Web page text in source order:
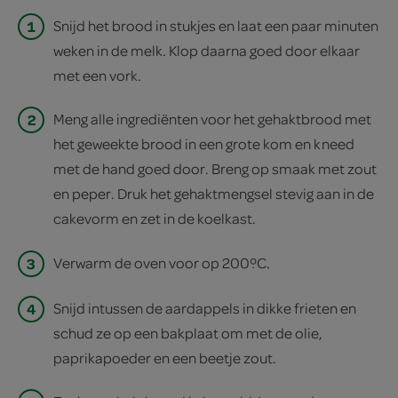
1
Snijd het brood in stukjes en laat een paar minuten
weken in de melk. Klop daarna goed door elkaar
met een vork.
2
Meng alle ingrediënten voor het gehaktbrood met
het geweekte brood in een grote kom en kneed
met de hand goed door. Breng op smaak met zout
en peper. Druk het gehaktmengsel stevig aan in de
cakevorm en zet in de koelkast.
3 Verwarm de oven voor op 200ºC.
4
Snijd intussen de aardappels in dikke frieten en
schud ze op een bakplaat om met de olie,
paprikapoeder en een beetje zout.